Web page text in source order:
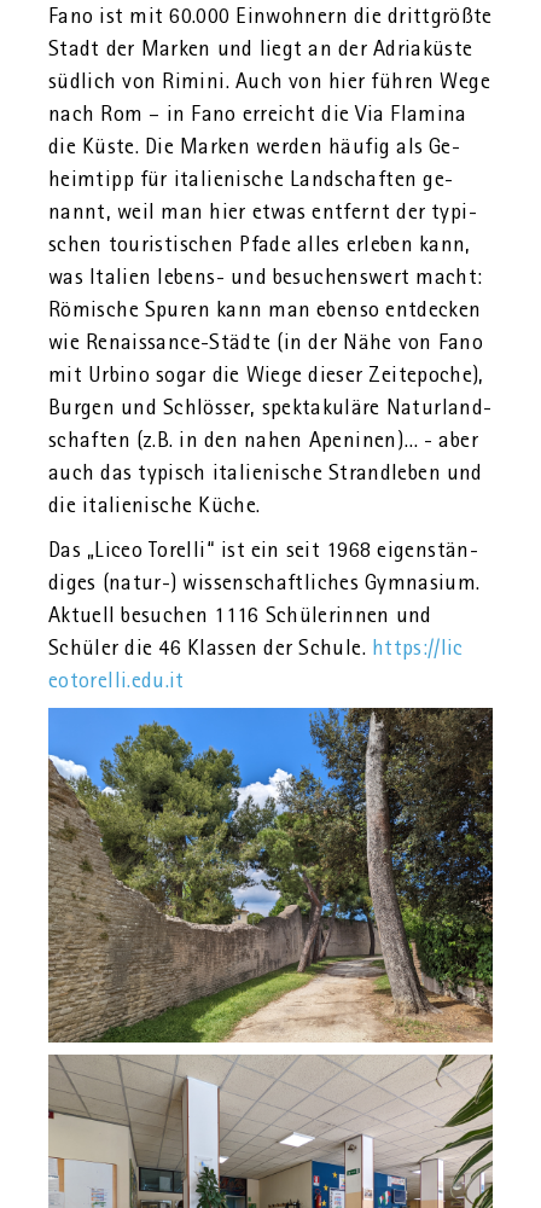
Fano ist mit 60.000 Ein­woh­nern die dritt­grö­ß­te
Stadt der Mar­ken und liegt an der Adria­küs­te
süd­lich von Ri­mi­ni. Auch von hier füh­ren Wege
nach Rom – in Fano er­reicht die Via Fla­mi­na
die Küste. Die Mar­ken wer­den häu­fig als Ge­
heim­tipp für ita­lie­ni­sche Land­schaf­ten ge­
nannt, weil man hier etwas ent­fernt der ty­pi­
schen tou­ris­ti­schen Pfade alles er­le­ben kann,
was Ita­li­en le­bens- und be­su­chens­wert macht:
Rö­mi­sche Spu­ren kann man eben­so ent­de­cken
wie Re­nais­sance-Städ­te (in der Nähe von Fano
mit Ur­bi­no sogar die Wiege die­ser Zeit­epo­che),
Bur­gen und Schlös­ser, spek­ta­ku­lä­re Na­tur­land­
schaf­ten (z.B. in den nahen Apen­i­nen)… - aber
auch das ty­pisch ita­lie­ni­sche Strand­le­ben und
die ita­lie­ni­sche Küche.
Das „Liceo To­rel­li“ ist ein seit 1968 ei­gen­stän­
di­ges (natur-) wis­sen­schaft­li­ches Gym­na­si­um.
Ak­tu­ell be­su­chen 1116 Schü­le­rin­nen und
Schü­ler die 46 Klas­sen der Schu­le. https://​lic​
eoto​rell​i.​edu.​it